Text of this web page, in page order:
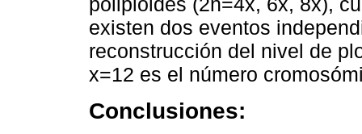
existen dos eventos
reconstrucción del nivel de
x=12 es el número
Conclusiones: